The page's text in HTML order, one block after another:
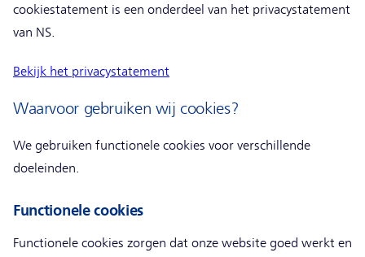
cookiestatement is een onderdeel van het privacystatement
van NS.
Bekijk het privacystatement
Waarvoor gebruiken wij cookies?
We gebruiken functionele cookies voor verschillende
doeleinden.
Functionele cookies
Functionele cookies zorgen dat onze website goed werkt en